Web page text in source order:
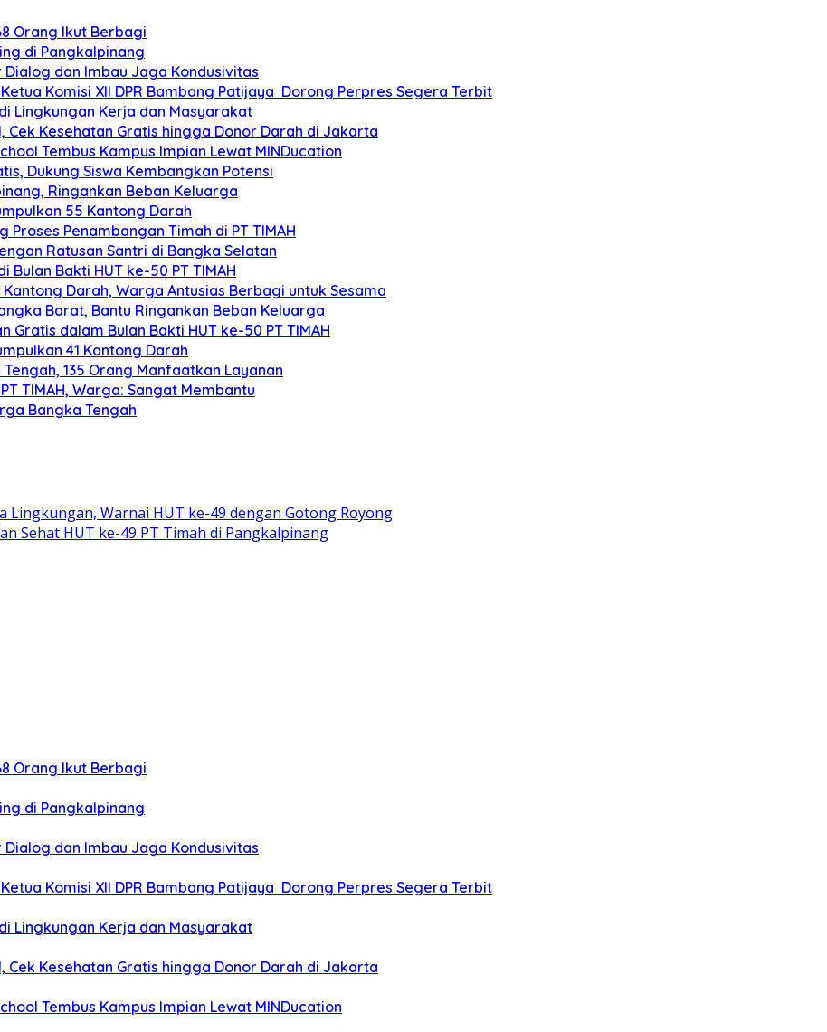
Orang Ikut Berbagi
di Pangkalpinang
Dialog dan Imbau Jaga Kondusivitas
Komisi XII DPR Bambang Patijaya Dorong Perpres Segera Terbit
Lingkungan Kerja dan Masyarakat
Cek Kesehatan Gratis hingga Donor Darah di Jakarta
Tembus Kampus Impian Lewat MINDucation
Dukung Siswa Kembangkan Potensi
Ringankan Beban Keluarga
55 Kantong Darah
Penambangan Timah di PT TIMAH
Ratusan Santri di Bangka Selatan
Bakti HUT ke-50 PT TIMAH
Darah, Warga Antusias Berbagi untuk Sesama
Barat, Bantu Ringankan Beban Keluarga
dalam Bulan Bakti HUT ke-50 PT TIMAH
41 Kantong Darah
135 Orang Manfaatkan Layanan
TIMAH, Warga: Sangat Membantu
Bangka Tengah
Lingkungan, Warnai HUT ke-49 dengan Gotong Royong
Sehat HUT ke-49 PT Timah di Pangkalpinang
Orang Ikut Berbagi
di Pangkalpinang
Dialog dan Imbau Jaga Kondusivitas
Komisi XII DPR Bambang Patijaya Dorong Perpres Segera Terbit
Lingkungan Kerja dan Masyarakat
Cek Kesehatan Gratis hingga Donor Darah di Jakarta
Tembus Kampus Impian Lewat MINDucation